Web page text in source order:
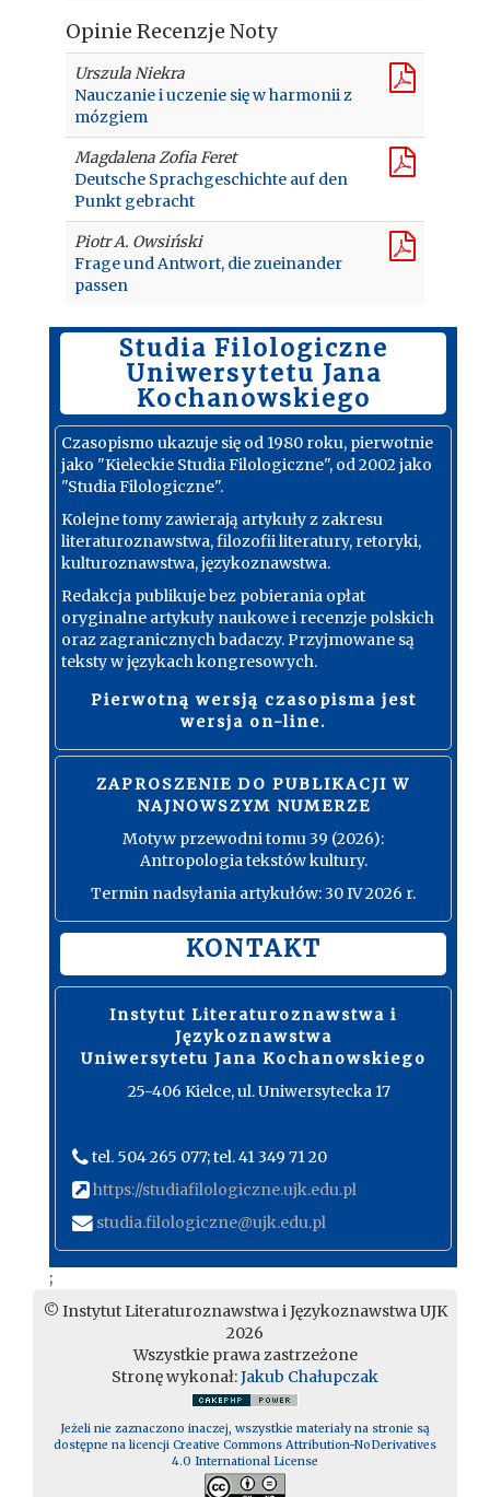
Opinie Recenzje Noty
Urszula Niekra
Nauczanie i uczenie się w harmonii z
mózgiem
Magdalena Zofia Feret
Deutsche Sprachgeschichte auf den
Punkt gebracht
Piotr A. Owsiński
Frage und Antwort, die zueinander
passen
Studia Filologiczne
Uniwersytetu Jana
Kochanowskiego
Czasopismo ukazuje się od 1980 roku, pierwotnie
jako "Kieleckie Studia Filologiczne", od 2002 jako
"Studia Filologiczne".
Kolejne tomy zawierają artykuły z zakresu
literaturoznawstwa, filozofii literatury, retoryki,
kulturoznawstwa, językoznawstwa.
Redakcja publikuje bez pobierania opłat
oryginalne artykuły naukowe i recenzje polskich
oraz zagranicznych badaczy. Przyjmowane są
teksty w językach kongresowych.
Pierwotną wersją czasopisma jest
wersja on-line.
ZAPROSZENIE DO PUBLIKACJI W
NAJNOWSZYM NUMERZE
Motyw przewodni tomu 39 (2026):
Antropologia tekstów kultury.
Termin nadsyłania artykułów: 30 IV 2026 r.
KONTAKT
Instytut Literaturoznawstwa i
Językoznawstwa
Uniwersytetu Jana Kochanowskiego
25-406 Kielce, ul. Uniwersytecka 17
tel. 504 265 077; tel. 41 349 71 20
https://studiafilologiczne.ujk.edu.pl
studia.filologiczne@ujk.edu.pl
;
© Instytut Literaturoznawstwa i Językoznawstwa UJK
2026
Wszystkie prawa zastrzeżone
Stronę wykonał:Jakub Chałupczak
Jeżeli nie zaznaczono inaczej, wszystkie materiały na stronie są
dostępne na licencji Creative Commons Attribution-NoDerivatives
4.0 International License